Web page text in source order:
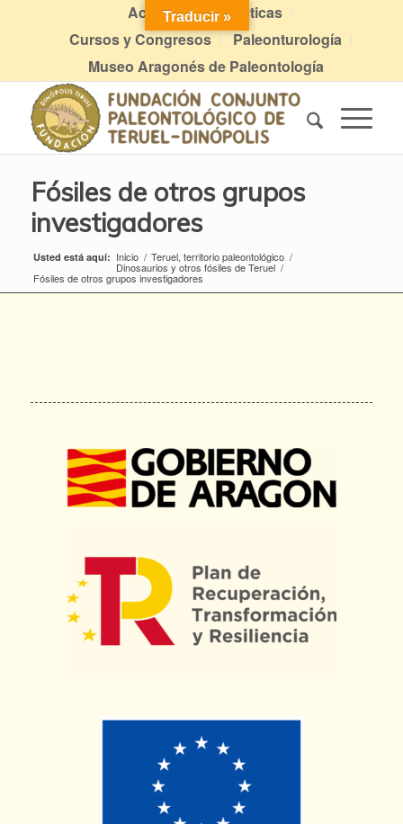
Actividades didácticas
Cursos y Congresos
Paleonturología
Museo Aragonés de Paleontología
Fósiles de otros grupos
investigadores
Usted está aquí: Inicio / Teruel, territorio paleontológico /
Dinosaurios y otros fósiles de Teruel /
Fósiles de otros grupos investigadores
Traducir »